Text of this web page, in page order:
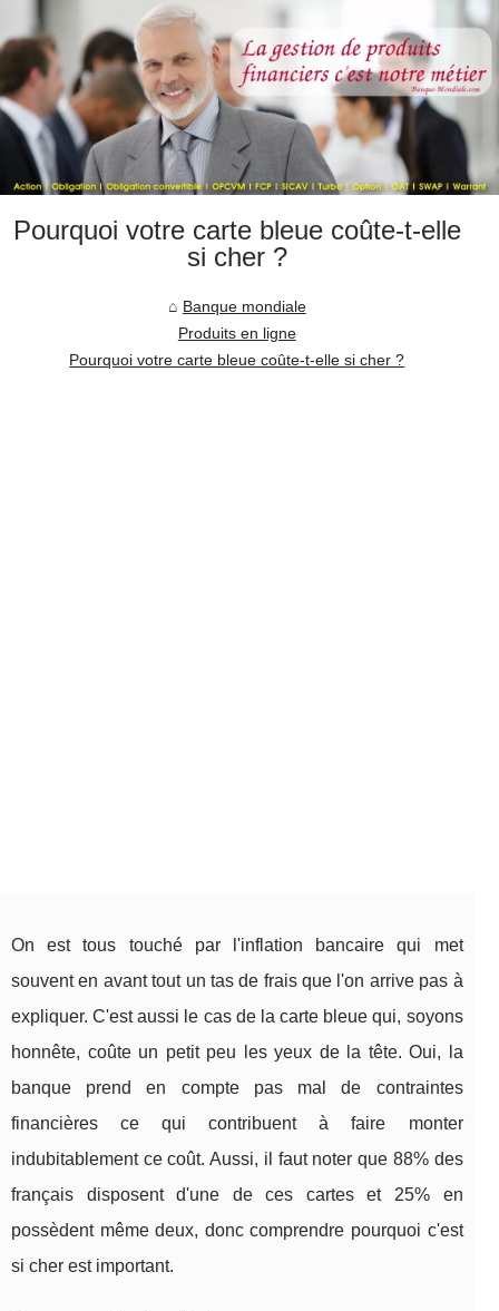
Pourquoi votre carte bleue coûte-t-elle
si cher ?
Banque mondiale
Produits en ligne
Pourquoi votre carte bleue coûte-t-elle si cher ?
On est tous touché par l'inflation bancaire qui met
souvent en avant tout un tas de frais que l'on arrive pas à
expliquer. C'est aussi le cas de la carte bleue qui, soyons
honnête, coûte un petit peu les yeux de la tête. Oui, la
banque prend en compte pas mal de contraintes
financières ce qui contribuent à faire monter
indubitablement ce coût. Aussi, il faut noter que 88% des
français disposent d'une de ces cartes et 25% en
possèdent même deux, donc comprendre pourquoi c'est
si cher est important.